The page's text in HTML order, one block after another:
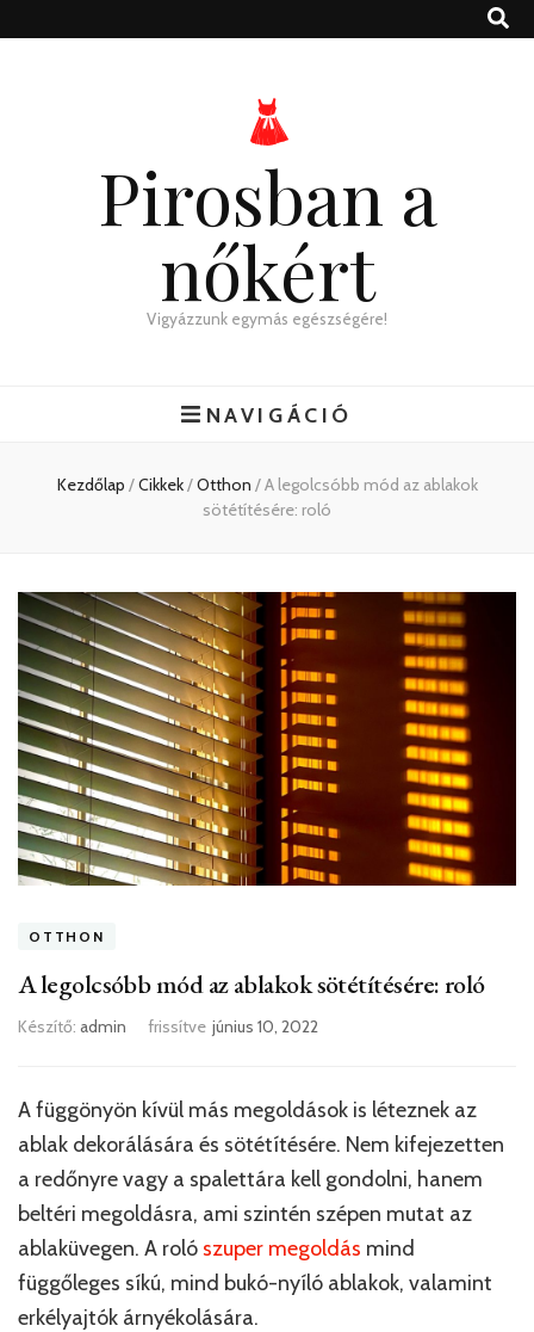
Pirosban a
nőkért
Vigyázzunk egymás egészségére!
NAVIGÁCIÓ
Kezdőlap /Cikkek/Otthon /A legolcsóbb mód az ablakok
sötétítésére: roló
OTTHON
A legolcsóbb mód az ablakok sötétítésére: roló
Készítő: admin frissítve június 10, 2022
A függönyön kívül más megoldások is léteznek az
ablak dekorálására és sötétítésére. Nem kifejezetten
a redőnyre vagy a spalettára kell gondolni, hanem
beltéri megoldásra, ami szintén szépen mutat az
ablaküvegen. A roló szuper megoldás mind
függőleges síkú, mind bukó-nyíló ablakok, valamint
erkélyajtók árnyékolására.